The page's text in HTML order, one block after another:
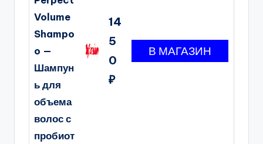
Volume
Shampo
o —
Шампун
ь для
объема
волос с
пробиот
14
5
0
₽